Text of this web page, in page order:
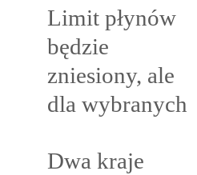
Limit płynów
będzie
zniesiony, ale
dla wybranych
Dwa kraje